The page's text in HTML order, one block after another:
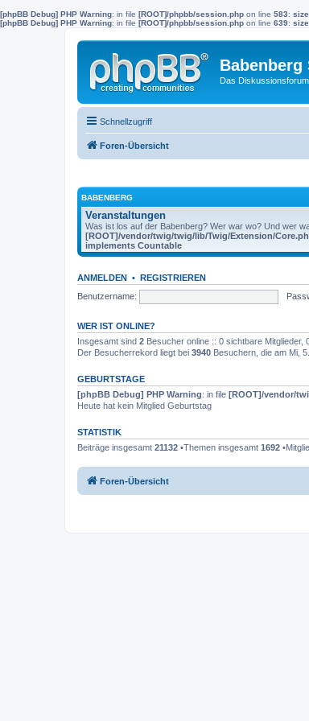
[phpBB Debug] PHP Warning: in file [ROOT]/phpbb/session.php on line 583:
[phpBB Debug] PHP Warning: in file [ROOT]/phpbb/session.php on line 639:
Das
Schnellzugriff
Foren-Übersicht
BABENBERG
Veranstaltungen
Was ist los auf der Babenberg? Wer war wo? Und wer
[ROOT]/vendor/twig/twig/lib/Twig/Extension/
implements Countable
ANMELDEN • REGISTRIEREN
Benutzername:
WER IST ONLINE?
Insgesamt sind 2 Besucher online :: 0 sichtbare
Der Besucherrekord liegt bei 3940 Besuchern, die am Mi,
GEBURTSTAGE
[phpBB Debug] PHP Warning: in file [ROOT]/vendor/
Heute hat kein Mitglied Geburtstag
STATISTIK
Beiträge insgesamt 21132 •Themen insgesamt 1692
Foren-Übersicht